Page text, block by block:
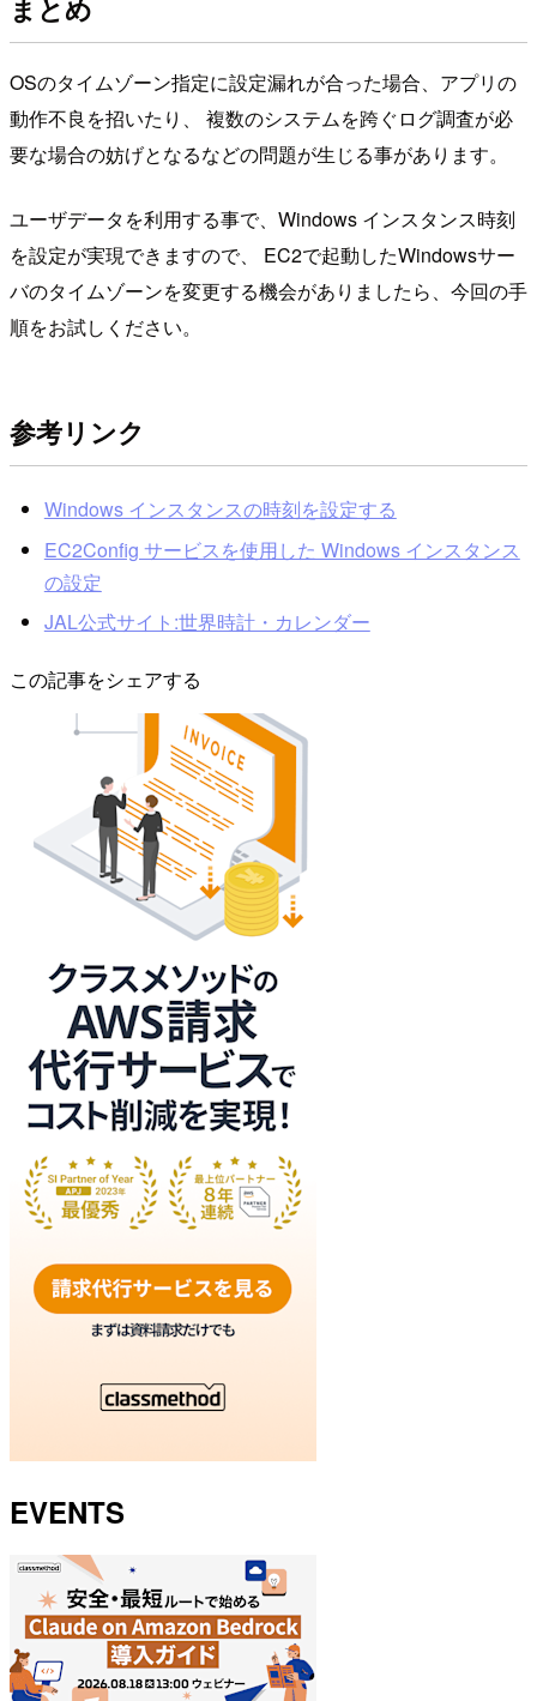
まとめ
OSのタイムゾーン指定に設定漏れが合った場合、アプリの
動作不良を招いたり、 複数のシステムを跨ぐログ調査が必
要な場合の妨げとなるなどの問題が生じる事があります。
ユーザデータを利用する事で、Windows インスタンス時刻
を設定が実現できますので、 EC2で起動したWindowsサー
バのタイムゾーンを変更する機会がありましたら、今回の手
順をお試しください。
参考リンク
Windows インスタンスの時刻を設定する
EC2Config サービスを使用した Windows インスタンス
の設定
JAL公式サイト:世界時計・カレンダー
この記事をシェアする
EVENTS